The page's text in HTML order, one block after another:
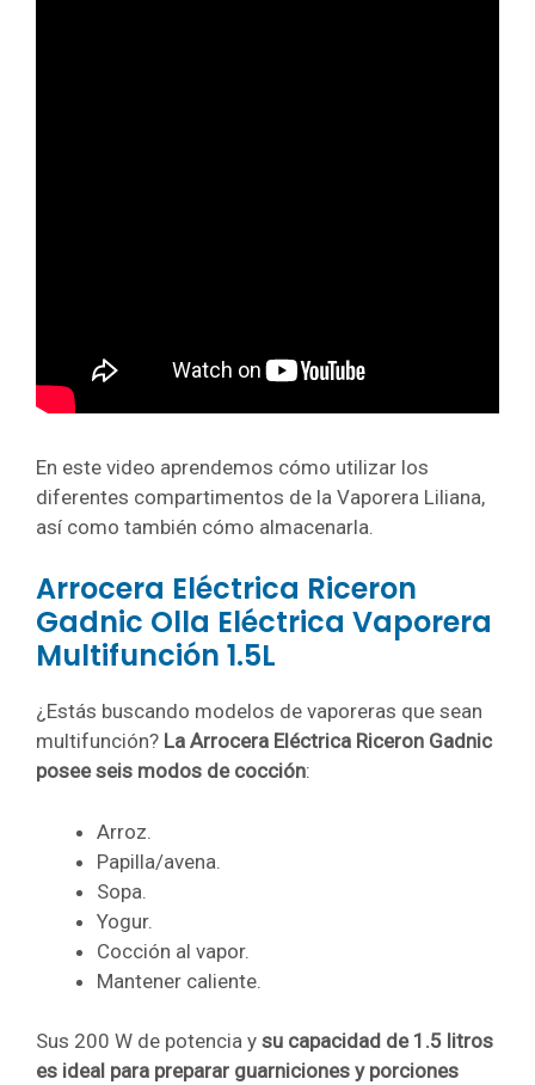
En este video aprendemos cómo utilizar los
diferentes compartimentos de la Vaporera Liliana,
así como también cómo almacenarla.
Arrocera Eléctrica Riceron
Gadnic Olla Eléctrica Vaporera
Multifunción 1.5L
¿Estás buscando modelos de vaporeras que sean
multifunción? La Arrocera Eléctrica Riceron Gadnic
posee seis modos de cocción:
Arroz.
Papilla/avena.
Sopa.
Yogur.
Cocción al vapor.
Mantener caliente.
Sus 200 W de potencia y su capacidad de 1.5 litros
es ideal para preparar guarniciones y porciones